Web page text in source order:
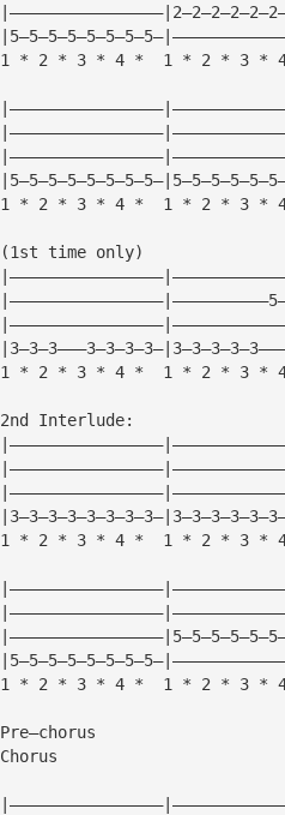
1 * 2 * 3 * 4 *  1 * 2 * 3 *
1 * 2 * 3 * 4 *  1 * 2 * 3 *
(1st time only)
1 * 2 * 3 * 4 *  1 * 2 * 3 *
2nd Interlude:
1 * 2 * 3 * 4 *  1 * 2 * 3 *
1 * 2 * 3 * 4 *  1 * 2 * 3 *
Pre—chorus
Chorus